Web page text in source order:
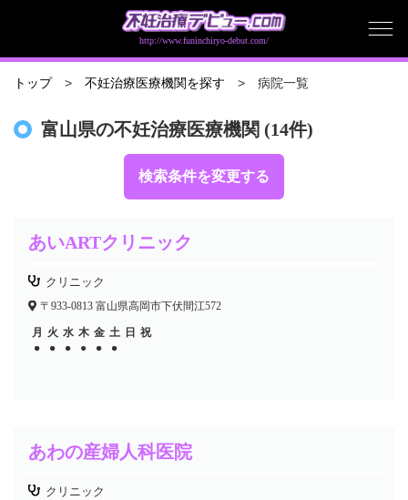
http://www.funinchiryo-debut.com/
トップ 不妊治療医療機関を探す 病院一覧
富山県の不妊治療医療機関 (14件)
検索条件を変更する
あいARTクリニック
クリニック
〒933-0813 富山県高岡市下伏間江572
月 火 水 木 金 土 日 祝
●
● ● ● ●
● ● ● ● ● ●
あわの産婦人科医院
クリニック